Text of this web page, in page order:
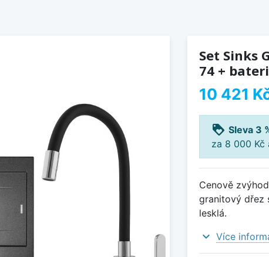
Set Sinks
74 +
10 421
loyalty Sleva 3
za 8 000 Kč
Cenově
granitový dřez
lesklá.
expand_more Více